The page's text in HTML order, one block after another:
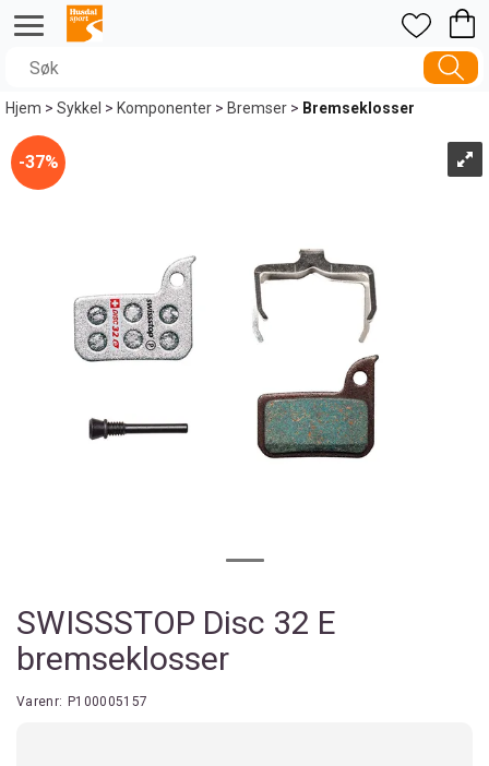
Hjem>Sykkel >Komponenter>Bremser> Bremseklosser
37%
SWISSSTOP Disc 32 E
bremseklosser
Varenr: P100005157